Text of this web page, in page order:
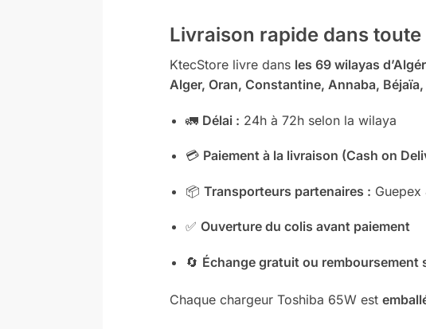
Livraison rapide dans toute
KtecStore livre dans les 69 wilayas
Alger, Oran, Constantine, Annaba,
🚛 Délai : 24h à 72h selon la wilaya
💳 Paiement à la livraison (Cash on
📦 Transporteurs partenaires : Guepex
✅ Ouverture du colis avant paiement
🔄 Échange gratuit ou
Chaque chargeur Toshiba 65W est